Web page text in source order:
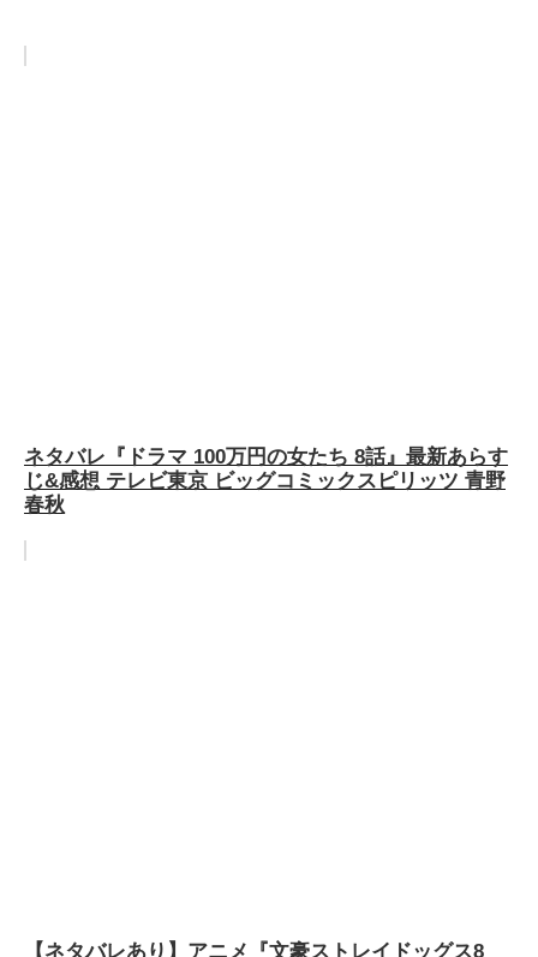
ネタバレ『ドラマ 100万円の女たち 8話』最新あらす
じ&感想 テレビ東京 ビッグコミックスピリッツ 青野
春秋
【ネタバレあり】アニメ『文豪ストレイドッグス8